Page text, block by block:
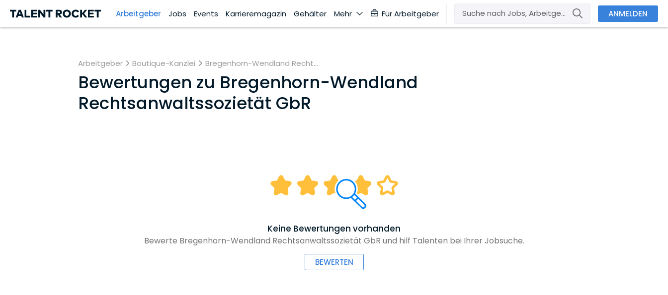
Arbeitgeber Jobs Events Karrieremagazin Gehälter Mehr Für Arbeitgeber ANMELDEN
Arbeitgeber Boutique-Kanzlei Bregenhorn-Wendland Recht...
Bewertungen zu Bregenhorn-Wendland
Rechtsanwaltssozietät GbR
Keine Bewertungen vorhanden
Bewerte Bregenhorn-Wendland Rechtsanwaltssozietät GbR und hilf Talenten bei Ihrer Jobsuche.
BEWERTEN